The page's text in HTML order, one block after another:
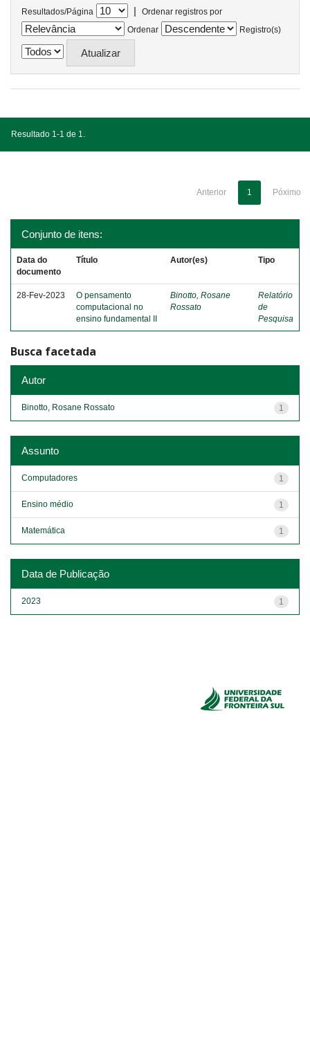
Resultados/Página |
Ordenar registros por
Ordenar
Registro(s)
Resultado 1-1 de 1.
Anterior 1 Póximo
Conjunto de itens:
Data do
documento
Título Autor(es) Tipo
28-Fev-2023
O pensamento
computacional no
ensino fundamental II
Binotto, Rosane
Rossato
Relatório
de
Pesquisa
Busca facetada
Autor
1
Binotto, Rosane Rossato
Assunto
1
Computadores
1
Ensino médio
1
Matemática
Data de Publicação
1
2023